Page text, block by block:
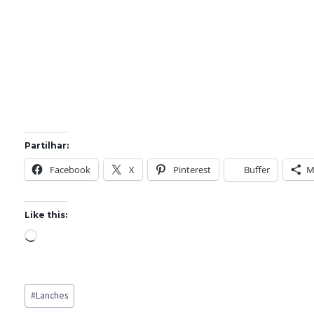
Partilhar:
Facebook X Pinterest Buffer
Like this:
L
d
Post
Tags:
#Lanches